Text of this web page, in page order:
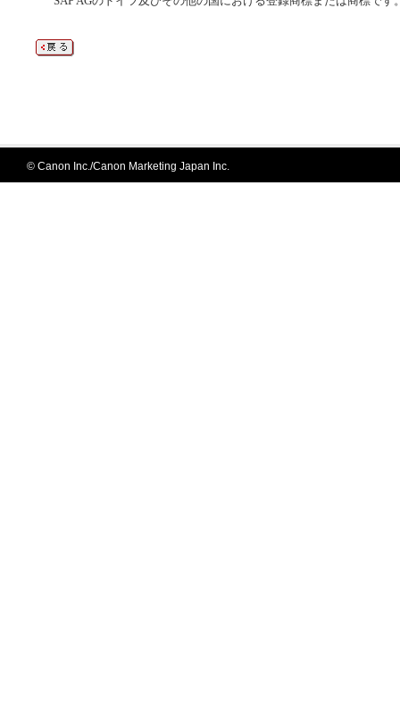
© Canon Inc./Canon Marketing Japan Inc.